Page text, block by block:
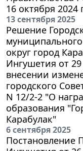
16 октября 2024
13 сентября 2025
Решение
округ город
Ингушетия от
внесении
городского
N 12/2-2 "О
образования
Карабулак"
6 сентября 2025
Постановление